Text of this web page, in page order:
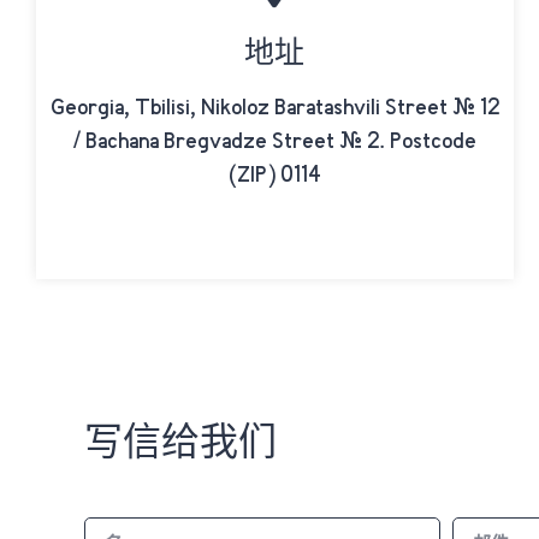
地址
Georgia, Tbilisi, Nikoloz Baratashvili Street # 12
/ Bachana Bregvadze Street # 2. Postcode
(ZIP) 0114
写信给我们